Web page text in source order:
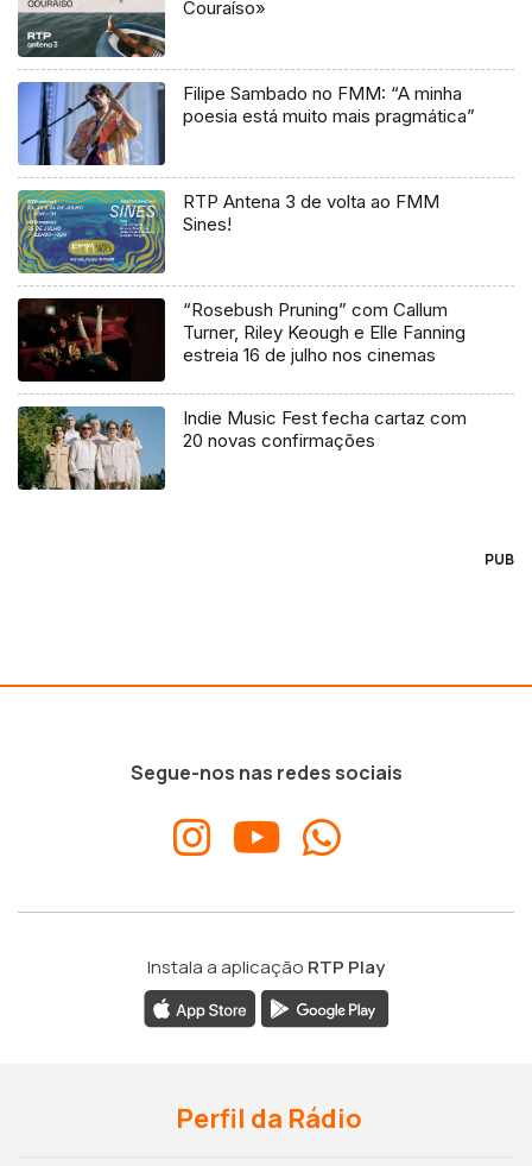
Couraíso»
Filipe Sambado no FMM: “A minha
poesia está muito mais pragmática”
RTP Antena 3 de volta ao FMM
Sines!
“Rosebush Pruning” com Callum
Turner, Riley Keough e Elle Fanning
estreia 16 de julho nos cinemas
Indie Music Fest fecha cartaz com
20 novas confirmações
PUB
Segue-nos nas redes sociais
Instala a aplicação RTP Play
Perfil da Rádio